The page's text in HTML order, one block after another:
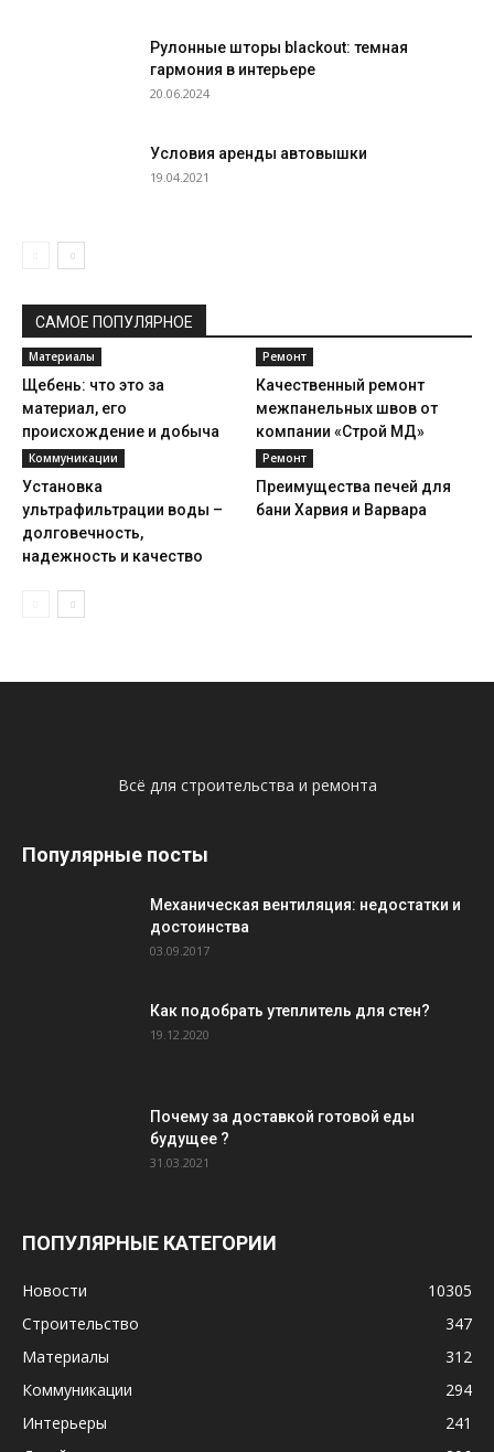
Рулонные шторы blackout: темная
гармония в интерьере
20.06.2024
Условия аренды автовышки
19.04.2021
САМОЕ ПОПУЛЯРНОЕ
Материалы
Щебень: что это за
материал, его
происхождение и добыча
Ремонт
Качественный ремонт
межпанельных швов от
компании «Строй МД»
Коммуникации
Установка
ультрафильтрации воды –
долговечность,
надежность и качество
Ремонт
Преимущества печей для
бани Харвия и Варвара
Всё для строительства и ремонта
Популярные посты
Механическая вентиляция: недостатки и
достоинства
03.09.2017
Как подобрать утеплитель для стен?
19.12.2020
Почему за доставкой готовой еды
будущее ?
31.03.2021
ПОПУЛЯРНЫЕ КАТЕГОРИИ
Новости
10305
Строительство
347
Материалы
312
Коммуникации
294
Интерьеры
241